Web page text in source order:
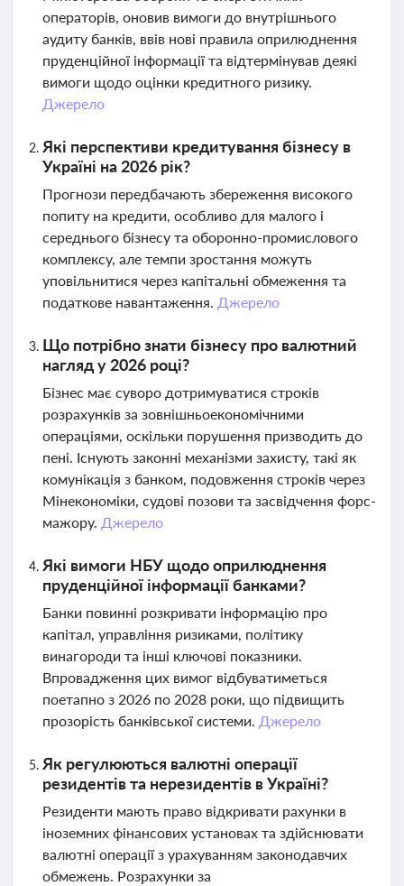
операторів, оновив вимоги до внутрішнього
аудиту банків, ввів нові правила оприлюднення
пруденційної інформації та відтермінував деякі
вимоги щодо оцінки кредитного ризику.
Джерело
Які перспективи кредитування бізнесу в
Україні на 2026 рік?
Прогнози передбачають збереження високого
попиту на кредити, особливо для малого і
середнього бізнесу та оборонно-промислового
комплексу, але темпи зростання можуть
уповільнитися через капітальні обмеження та
податкове навантаження. Джерело
Що потрібно знати бізнесу про валютний
нагляд у 2026 році?
Бізнес має суворо дотримуватися строків
розрахунків за зовнішньоекономічними
операціями, оскільки порушення призводить до
пені. Існують законні механізми захисту, такі як
комунікація з банком, подовження строків через
Мінекономіки, судові позови та засвідчення форс-
мажору. Джерело
Які вимоги НБУ щодо оприлюднення
пруденційної інформації банками?
Банки повинні розкривати інформацію про
капітал, управління ризиками, політику
винагороди та інші ключові показники.
Впровадження цих вимог відбуватиметься
поетапно з 2026 по 2028 роки, що підвищить
прозорість банківської системи. Джерело
Як регулюються валютні операції
резидентів та нерезидентів в Україні?
Резиденти мають право відкривати рахунки в
іноземних фінансових установах та здійснювати
валютні операції з урахуванням законодавчих
обмежень. Розрахунки за